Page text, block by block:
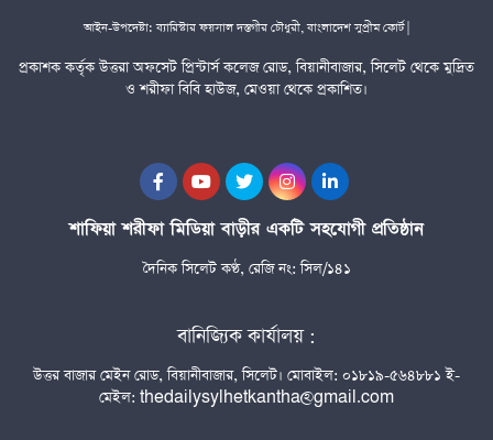
আইন-উপদেষ্টা: ব্যারিস্টার ফয়সাল দস্তগীর চৌধুরী, বাংলাদেশ সুপ্রীম কোর্ট |
প্রকাশক কর্তৃক উত্তরা অফসেট প্রিন্টার্স কলেজ রোড, বিয়ানীবাজার, সিলেট থেকে মুদ্রিত
ও শরীফা বিবি হাউজ, মেওয়া থেকে প্রকাশিত।
শাফিয়া শরীফা মিডিয়া বাড়ীর একটি সহযোগী প্রতিষ্ঠান
দৈনিক সিলেট কণ্ঠ, রেজি নং: সিল/১৪১
বানিজ্যিক কার্যালয় :
উত্তর বাজার মেইন রোড, বিয়ানীবাজার, সিলেট। মোবাইল: ০১৮১৯-৫৬৪৮৮১ ই-
মেইল: thedailysylhetkantha@gmail.com